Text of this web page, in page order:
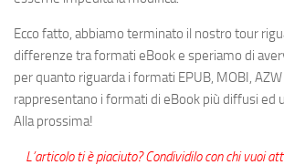
Ecco fatto, abbiamo terminato il nostro tour
differenze tra formati eBooke speriamo di
per quanto riguarda i formati EPUB, MOBI, AZW
rappresentano i formati di eBook più diffusi ed
Alla prossima!
L’articolo ti è piaciuto? Condividilo con chi vuoi